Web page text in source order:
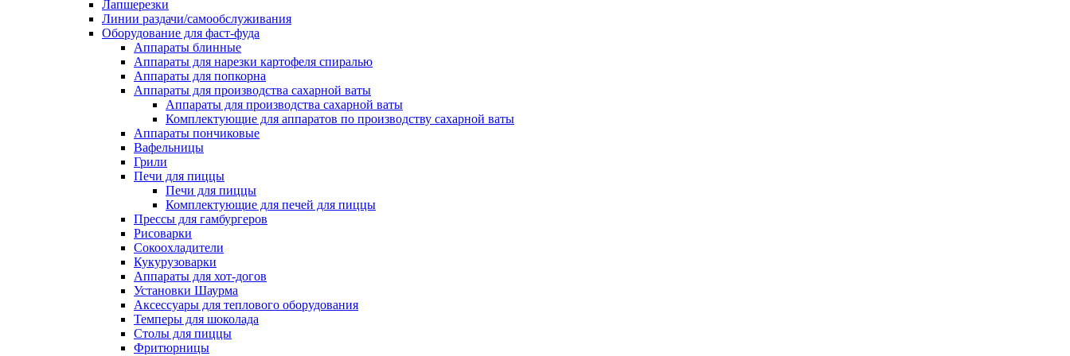
Лапшерезки
Линии раздачи/самообслуживания
Оборудование для фаст-фуда
Аппараты блинные
Аппараты для нарезки картофеля спиралью
Аппараты для попкорна
Аппараты для производства сахарной ваты
Аппараты для производства сахарной ваты
Комплектующие для аппаратов по производству сахарной ваты
Аппараты пончиковые
Вафельницы
Грили
Печи для пиццы
Печи для пиццы
Комплектующие для печей для пиццы
Прессы для гамбургеров
Рисоварки
Сокоохладители
Кукурузоварки
Аппараты для хот-догов
Установки Шаурма
Аксессуары для теплового оборудования
Темперы для шоколада
Столы для пиццы
Фритюрницы